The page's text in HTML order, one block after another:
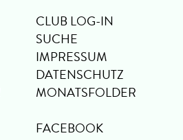
CLUB LOG-IN
SUCHE
IMPRESSUM
DATENSCHUTZ
MONATSFOLDER
FACEBOOK